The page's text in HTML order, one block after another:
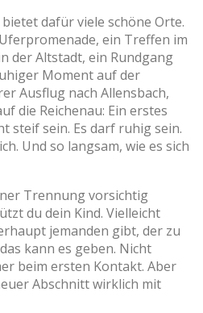
dafür viele schöne Orte.
ein Treffen im
der Altstadt, ein Rundgang
Moment auf der
Ausflug nach Allensbach,
die Reichenau: Ein erstes
steif sein. Es darf ruhig sein.
Und so langsam, wie es sich
Trennung vorsichtig
du dein Kind. Vielleicht
jemanden gibt, der zu
kann es geben. Nicht
beim ersten Kontakt. Aber
Abschnitt wirklich mit